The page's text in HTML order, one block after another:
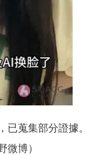
蒐集部分證據。
微博）